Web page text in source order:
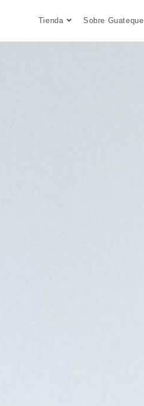
Tienda Sobre Guateque